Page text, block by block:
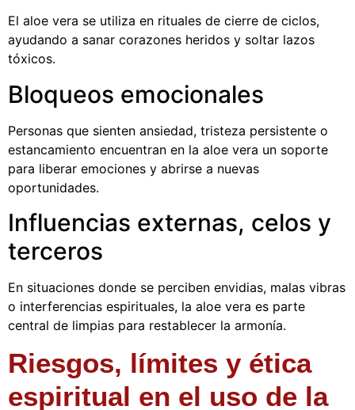
El aloe vera se utiliza en rituales de cierre de ciclos,
ayudando a sanar corazones heridos y soltar lazos
tóxicos.
Bloqueos emocionales
Personas que sienten ansiedad, tristeza persistente o
estancamiento encuentran en la aloe vera un soporte
para liberar emociones y abrirse a nuevas
oportunidades.
Influencias externas, celos y
terceros
En situaciones donde se perciben envidias, malas vibras
o interferencias espirituales, la aloe vera es parte
central de limpias para restablecer la armonía.
Riesgos, límites y ética
espiritual en el uso de la